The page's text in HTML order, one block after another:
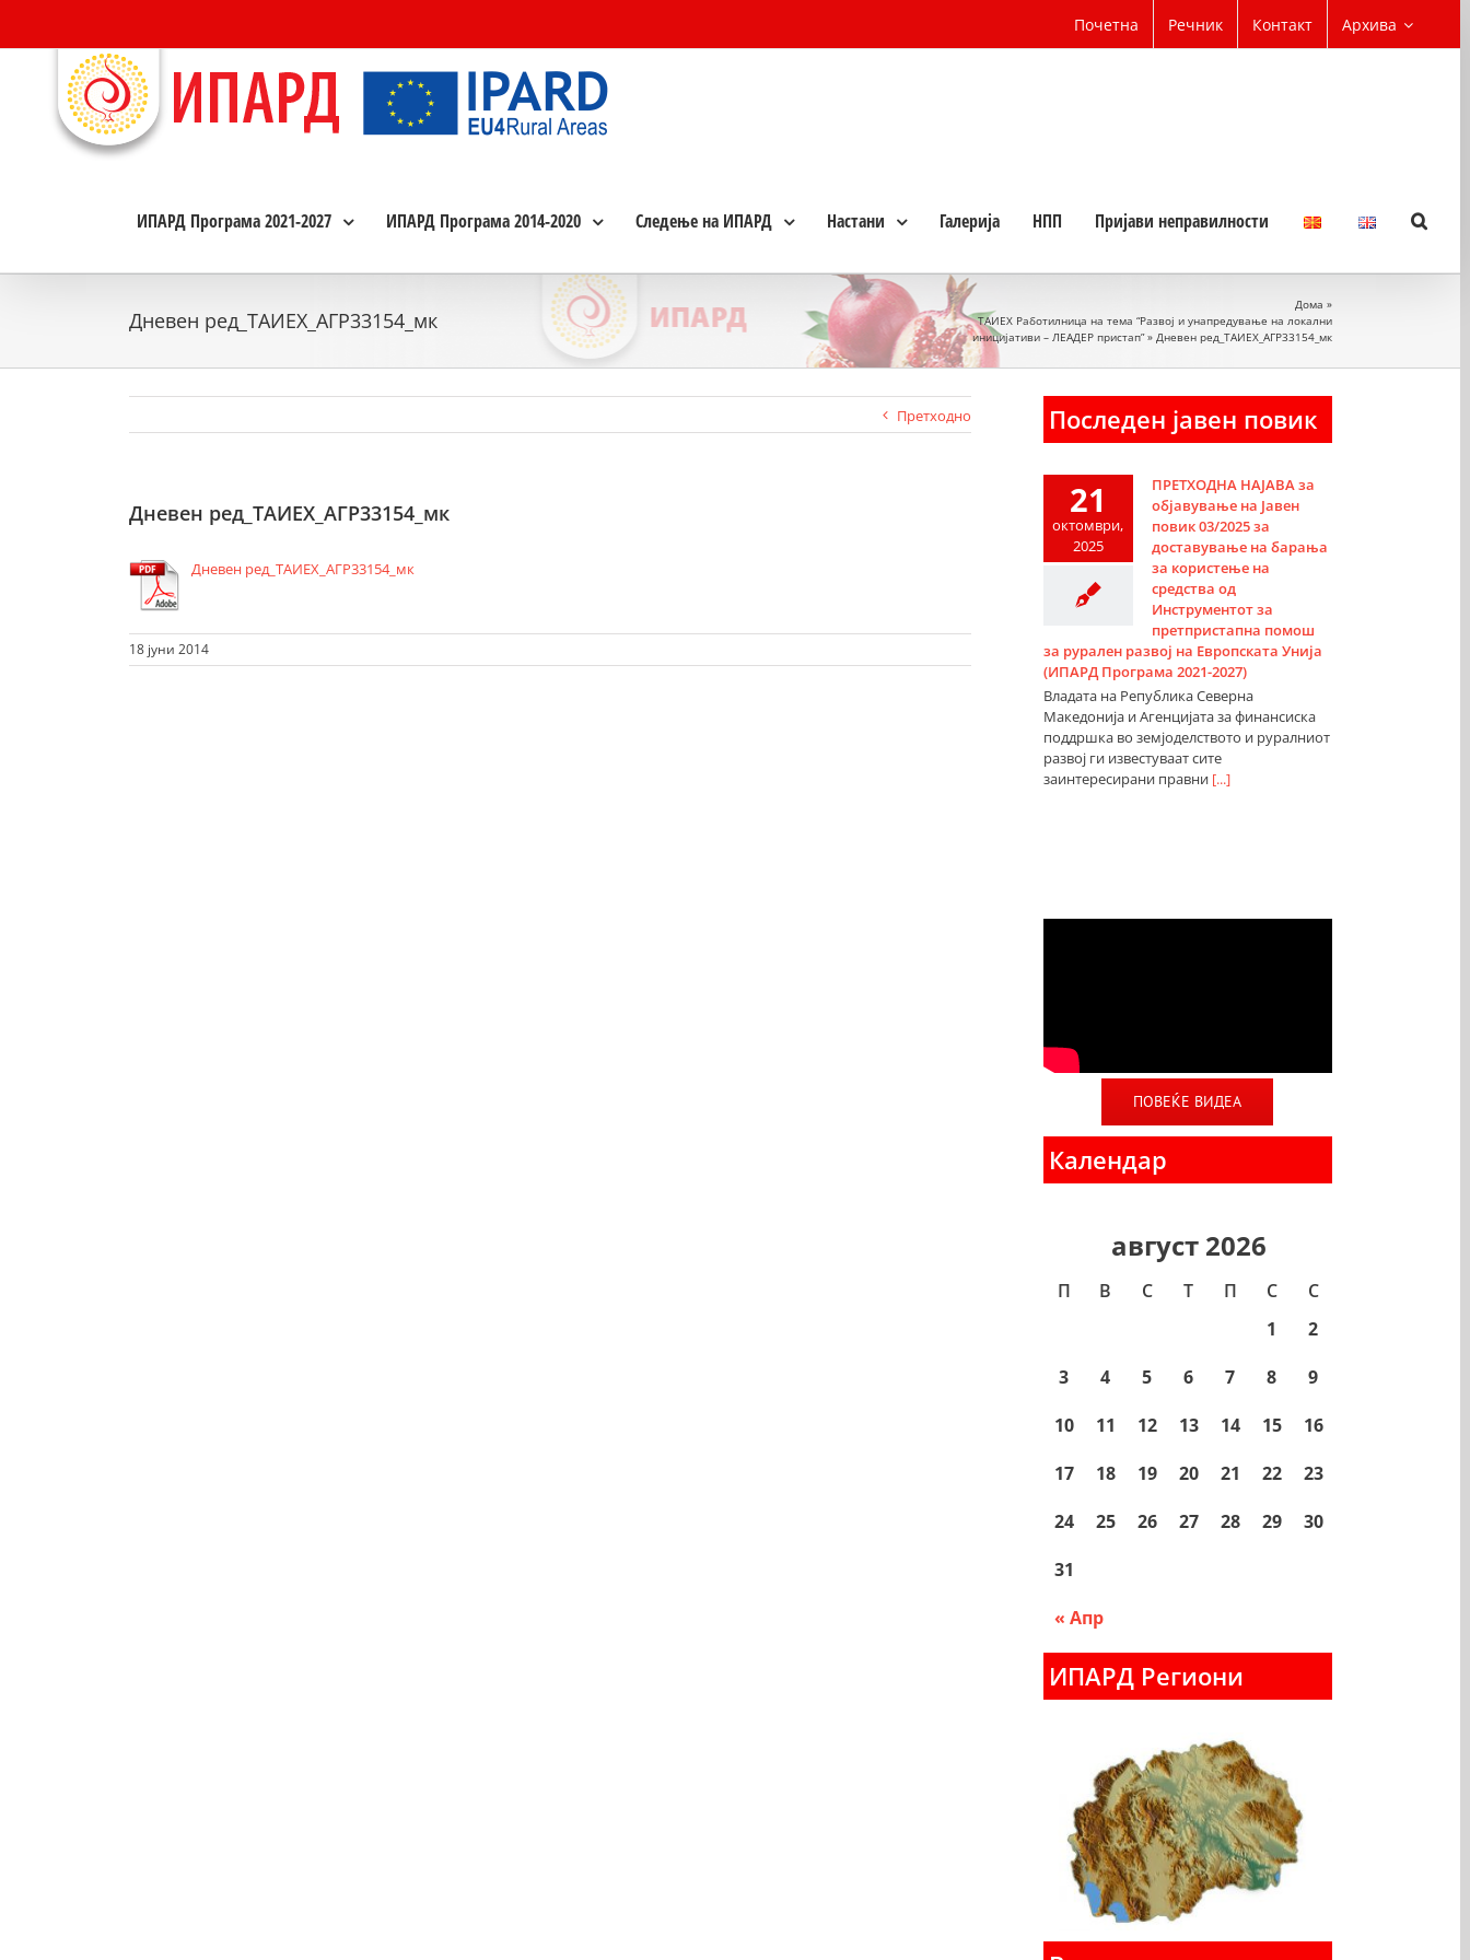
content
Почетна Речник Контакт Архива
ИПАРД Програма 2021-2027 ИПАРД Програма 2014-2020 Следење на ИПАРД Настани Галерија НПП Пријави неправилности
Дневен ред_ТАИЕХ_АГР33154_мк
Дома »
ТАИЕХ Работилница на тема “Развој и унапредување на локални
иницијативи – ЛЕАДЕР пристап”» Дневен ред_ТАИЕХ_АГР33154_мк
Претходно
Дневен ред_ТАИЕХ_АГР33154_мк
Дневен ред_ТАИЕХ_АГР33154_мк
18 јуни 2014
Последен јавен повик
21
октомври,
2025
ПРЕТХОДНА НАЈАВА за
објавување на Јавен
повик 03/2025 за
доставување на барања
за користење на
средства од
Инструментот за
претпристапна помош
за рурален развој на Европската Унија
(ИПАРД Програма 2021-2027)
Владата на Република Северна
Македонија и Агенцијата за финансиска
поддршка во земјоделството и руралниот
развој ги известуваат сите
заинтересирани правни [...]
ПОВЕЌЕ ВИДЕА
Календар
август 2026
П В С T П С С
« Апр
1
2
3
4 5 6 7 8
9
10
11 12 13 14 15
16
17
18 19 20 21 22
23
24
25 26 27 28 29
30
31
ИПАРД Региони